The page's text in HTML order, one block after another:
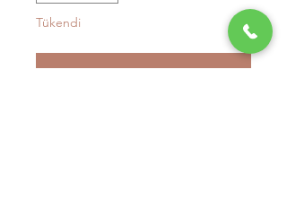
Tükendi
Geldiğinde Bildir